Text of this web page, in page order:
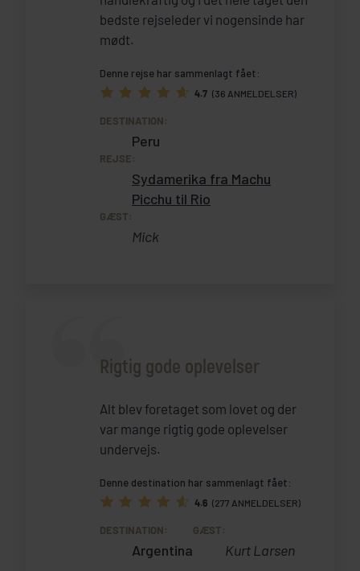
bedste rejseleder vi nogensinde har
mødt.
Denne rejse har sammenlagt fået:
4.7 (36 ANMELDELSER)
DESTINATION:
Peru
REJSE:
Sydamerika fra Machu
Picchu til Rio
GÆST:
Mick
Rigtig gode oplevelser
Alt blev foretaget som lovet og der
var mange rigtig gode oplevelser
undervejs.
Denne destination har sammenlagt fået:
4.6 (277 ANMELDELSER)
DESTINATION:
Argentina
GÆST:
Kurt Larsen